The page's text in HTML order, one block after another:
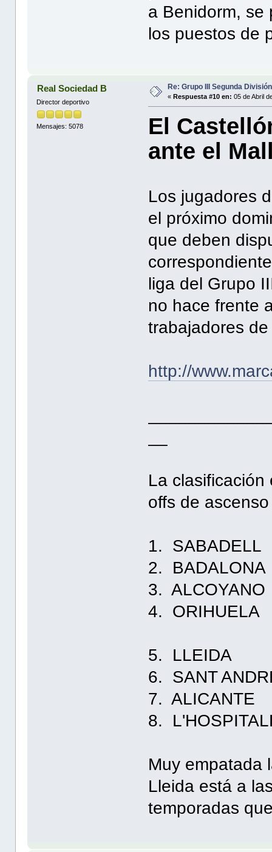
a Benidorm, se
los puestos de
Real Sociedad B
Director deportivo
Mensajes: 5078
Re: Grupo III Segunda
«Respuesta #10 en: 05 de Abril
El
ante el
Los jugadores
el próximo
que deben
liga del Grupo
no hace frente
trabajadores
http://
La
offs de
1.
2.
3.
4.
5.
6. SANT
7.
8.
Muy empatada
Lleida está a
temporadas